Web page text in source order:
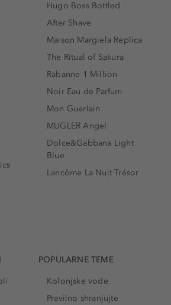
Hugo Boss Bottled
After Shave
Maison Margiela Replica
The Ritual of Sakura
Rabanne 1 Million
Noir Eau de Parfum
Mon Guerlain
MUGLER Angel
Dolce&Gabbana Light
Blue
Lancôme La Nuit Trésor
POPULARNE TEME
Kolonjske vode
Pravilno shranjujte